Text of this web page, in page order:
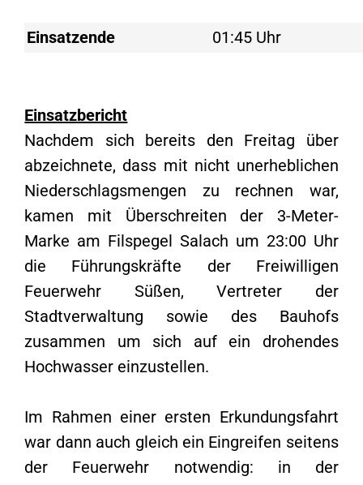
Einsatzende 01:45 Uhr
Einsatzbericht
Nachdem sich bereits den Freitag über
abzeichnete, dass mit nicht unerheblichen
Niederschlagsmengen zu rechnen war,
kamen mit Überschreiten der 3-Meter-
Marke am Filspegel Salach um 23:00 Uhr
die Führungskräfte der Freiwilligen
Feuerwehr Süßen, Vertreter der
Stadtverwaltung sowie des Bauhofs
zusammen um sich auf ein drohendes
Hochwasser einzustellen.
Im Rahmen einer ersten Erkundungsfahrt
war dann auch gleich ein Eingreifen seitens
der Feuerwehr notwendig: in der